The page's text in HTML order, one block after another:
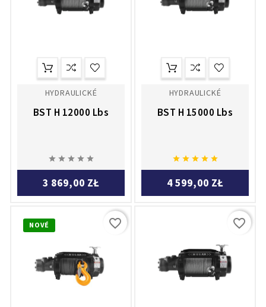
HYDRAULICKÉ
BST H 12000 Lbs
    
3 869,00 ZŁ
HYDRAULICKÉ
BST H 15000 Lbs
    
4 599,00 ZŁ
NOVÉ favorite_border favorite_border